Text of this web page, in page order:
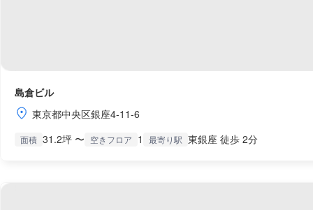
島倉ビル
東京都中央区銀座4-11-6
面積 31.2坪 〜 空きフロア 1 最寄り駅 東銀座 徒歩 2分